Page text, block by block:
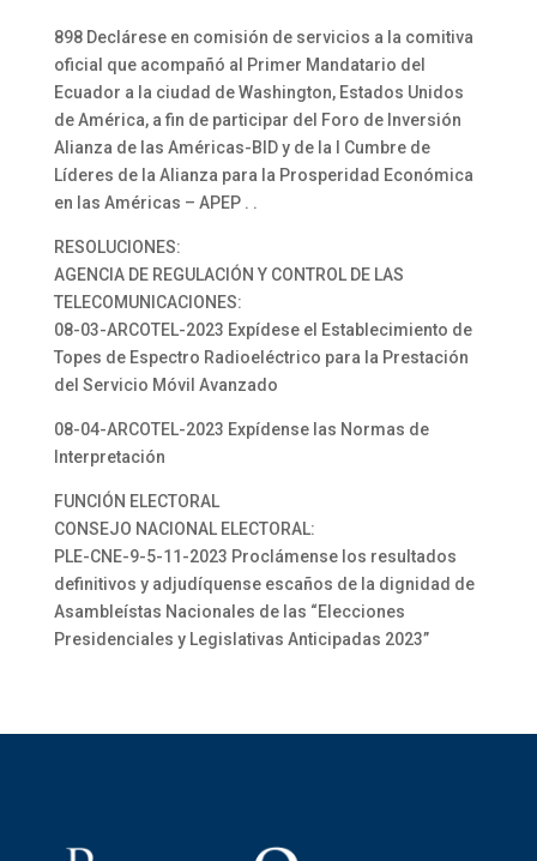
898 Declárese en comisión de servicios a la comitiva
oficial que acompañó al Primer Mandatario del
Ecuador a la ciudad de Washington, Estados Unidos
de América, a fin de participar del Foro de Inversión
Alianza de las Américas-BID y de la I Cumbre de
Líderes de la Alianza para la Prosperidad Económica
en las Américas – APEP . .
RESOLUCIONES:
AGENCIA DE REGULACIÓN Y CONTROL DE LAS
TELECOMUNICACIONES:
08-03-ARCOTEL-2023 Expídese el Establecimiento de
Topes de Espectro Radioeléctrico para la Prestación
del Servicio Móvil Avanzado
08-04-ARCOTEL-2023 Expídense las Normas de
Interpretación
FUNCIÓN ELECTORAL
CONSEJO NACIONAL ELECTORAL:
PLE-CNE-9-5-11-2023 Proclámense los resultados
definitivos y adjudíquense escaños de la dignidad de
Asambleístas Nacionales de las “Elecciones
Presidenciales y Legislativas Anticipadas 2023”